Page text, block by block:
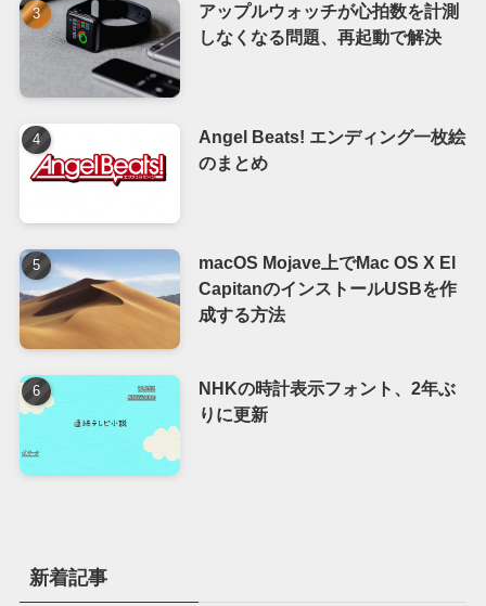
アップルウォッチが心拍数を計測
しなくなる問題、再起動で解決
Angel Beats! エンディング一枚絵
のまとめ
macOS Mojave上でMac OS X El
CapitanのインストールUSBを作
成する方法
NHKの時計表示フォント、2年ぶ
りに更新
新着記事